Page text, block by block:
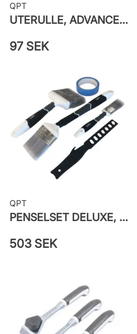
QPT
UTERULLE, ADVANCE GROV PRETEX
97 SEK
QPT
PENSELSET DELUXE, MÅLA FASAD, ALLA YTOR
503 SEK